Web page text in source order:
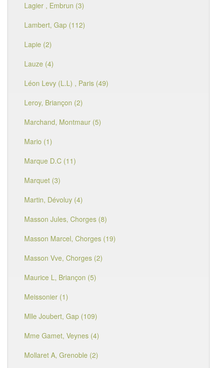
Lagier , Embrun (3)
Lambert, Gap (112)
Lapie (2)
Lauze (4)
Léon Levy (L.L) , Paris (49)
Leroy, Briançon (2)
Marchand, Montmaur (5)
Mario (1)
Marque D.C (11)
Marquet (3)
Martin, Dévoluy (4)
Masson Jules, Chorges (8)
Masson Marcel, Chorges (19)
Masson Vve, Chorges (2)
Maurice L, Briançon (5)
Meissonier (1)
Mlle Joubert, Gap (109)
Mme Gamet, Veynes (4)
Mollaret A, Grenoble (2)